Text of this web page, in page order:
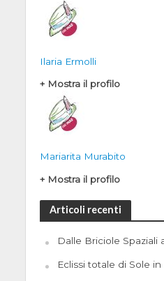
Ilaria Ermolli
+ Mostra il profilo
Mariarita Murabito
+ Mostra il profilo
Articoli recenti
Dalle Briciole Spaziali
Eclissi totale di Sole